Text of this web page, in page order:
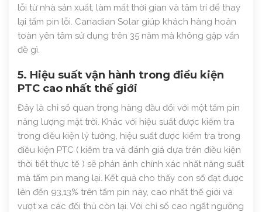
lỗi từ nhà sản xuất, làm mất thời gian và tâm trí để thay
lại tấm pin lỗi. Canadian Solar giúp khách hàng hoàn
toàn yên tâm sử dụng trên 35 năm mà không gặp vấn
đề gì.
5. Hiệu suất vận hành trong điều kiện
PTC cao nhất thế giới
Đây là chỉ số quan trọng hàng đầu đối với một tấm pin
năng lượng mặt trời. Khác với hiệu suất được kiểm tra
trong điều kiện lý tưởng, hiệu suất được kiểm tra trong
điều kiện PTC ( kiểm tra và đánh giá dựa trên điều kiện
thời tiết thực tế ) sẽ phản ánh chính xác nhất năng suất
mà tấm pin mang lại. Kết quả cho thấy con số đạt được
lên đến 93,13% trên tấm pin này, cao nhất thế giới và
vượt xa các đối thủ còn lại. Với chỉ số cao ngất ngưỡng